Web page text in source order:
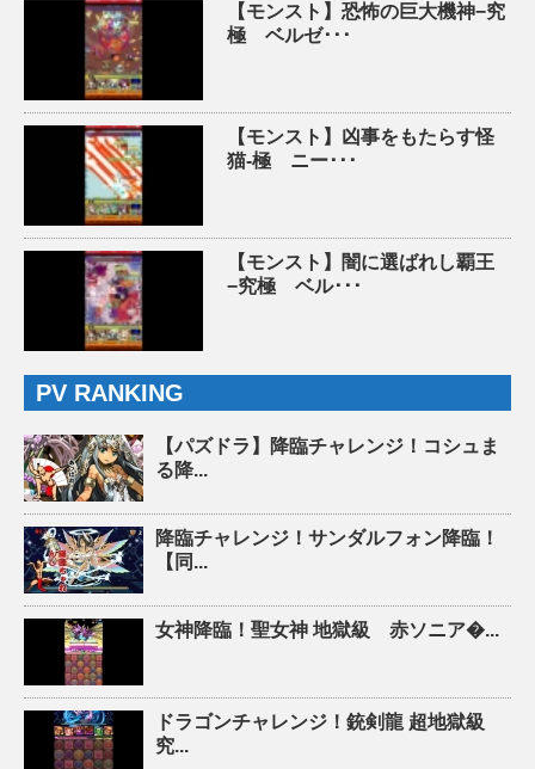
【モンスト】恐怖の巨大機神−究
極 ベルゼ･･･
【モンスト】凶事をもたらす怪
猫-極 ニー･･･
【モンスト】闇に選ばれし覇王
−究極 ベル･･･
PV RANKING
【パズドラ】降臨チャレンジ！コシュま
る降...
降臨チャレンジ！サンダルフォン降臨！
【同...
女神降臨！聖女神 地獄級 赤ソニア�...
ドラゴンチャレンジ！銃剣龍 超地獄級
究...